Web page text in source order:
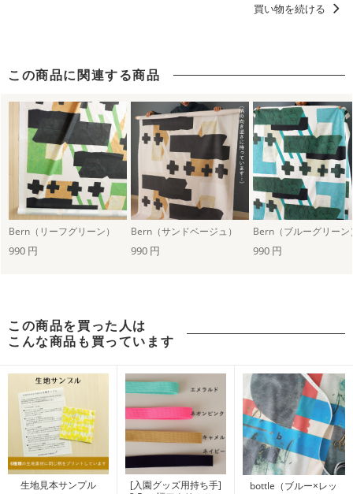
買い物を続ける
この商品に関連する商品
Bern（リーフグリーン） Bern（サンドベージュ） Bern（ブルーグリーン
990 円 990 円 990 円
この商品を買った人は
こんな商品も買っています
生地見本サンプル
[入園グッズ用持ち手]
bottle（ブルー×レッ